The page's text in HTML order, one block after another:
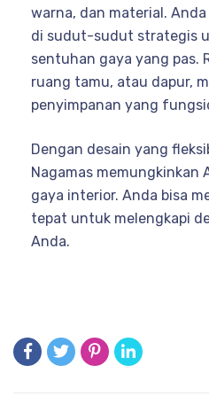
warna, dan material.
di sudut-sudut strategis
sentuhan gaya yang pas.
ruang tamu, atau dapur,
penyimpanan yang
Dengan desain yang
Nagamas memungkinkan
gaya interior. Anda bisa
tepat untuk melengkapi
Anda.